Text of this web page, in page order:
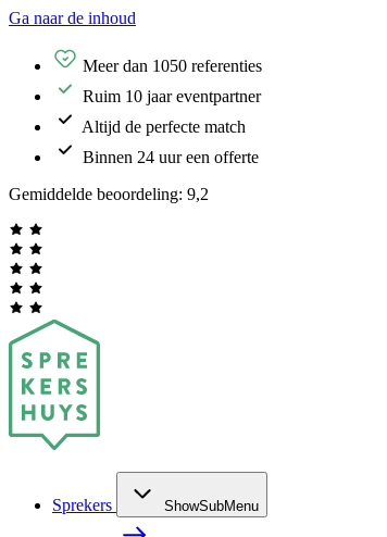
Ga naar de inhoud
Meer dan 1050 referenties
Ruim 10 jaar eventpartner
Altijd de perfecte match
Binnen 24 uur een offerte
Gemiddelde beoordeling: 9,2
Sprekers ShowSubMenu